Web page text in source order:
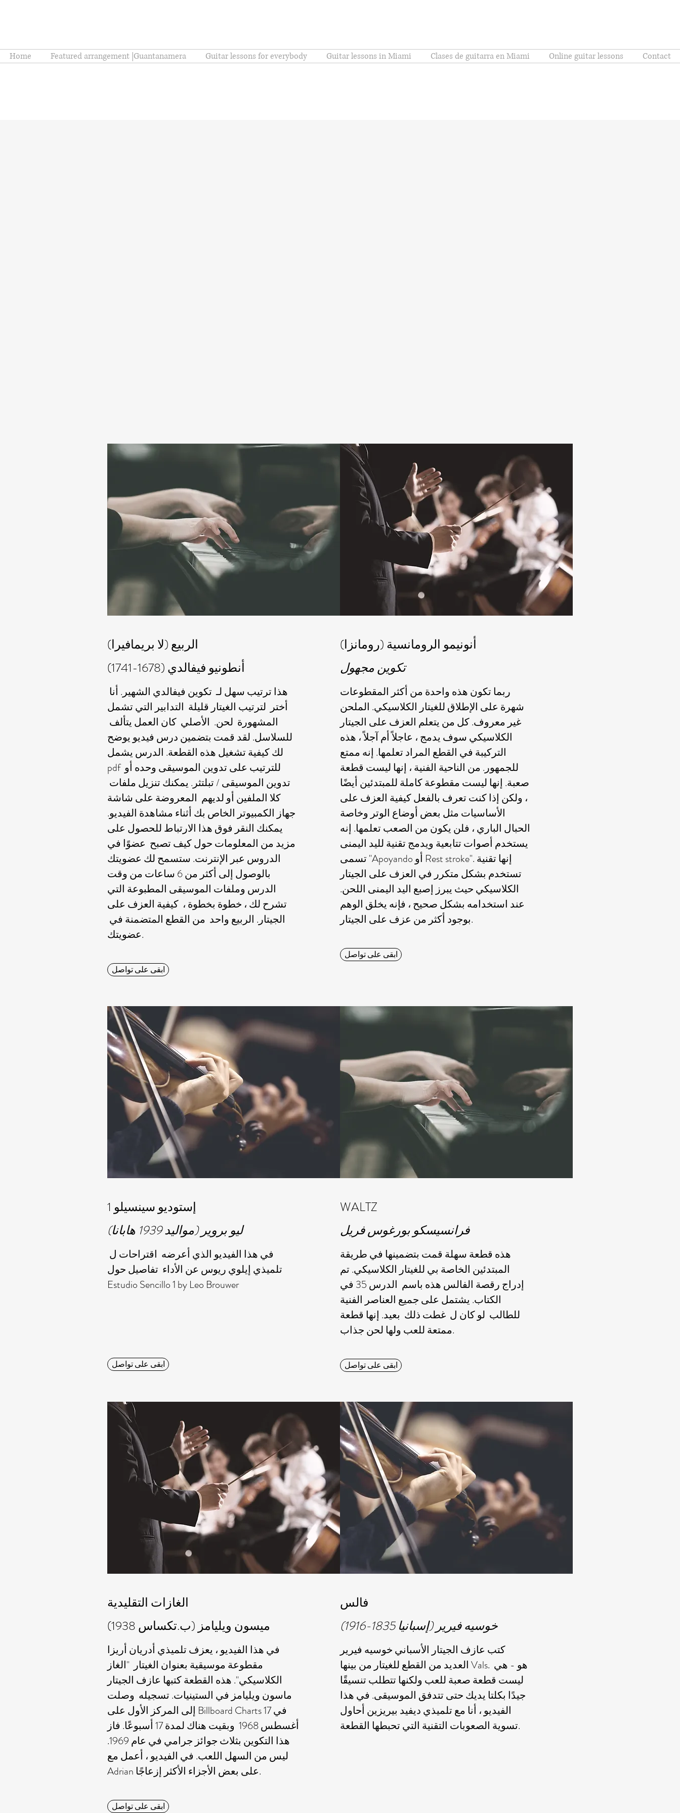
Home Featured arrangement |Guantanamera Guitar lessons for everybody Guitar lessons in Miami Clases de guitarra en Miami Online guitar lessons Contact
الربيع (لا بريمافيرا)
أنطونيو فيفالدي (1678-1741)
هذا ترتيب سهل لـ تكوين فيفالدي الشهير. أنا
أختر لترتيب الغيتار قليلة التدابير التي تشمل
المشهورة لحن. الأصلي كان العمل يتألف
للسلاسل. لقد قمت بتضمين درس فيديو يوضح
لك كيفية تشغيل هذه القطعة. الدرس يشمل
pdf للترتيب على تدوين الموسيقى وحده أو
تدوين الموسيقى / تبلتثر. يمكنك تنزيل ملفات
كلا الملفين أو لديهم المعروضة على شاشة
جهاز الكمبيوتر الخاص بك أثناء مشاهدة الفيديو.
يمكنك النقر فوق هذا الارتباط للحصول على
مزيد من المعلومات حول كيف تصبح عضوًا في
الدروس عبر الإنترنت. ستسمح لك عضويتك
بالوصول إلى أكثر من 6 ساعات من وقت
الدرس وملفات الموسيقى المطبوعة التي
تشرح لك ، خطوة بخطوة ، كيفية العزف على
الجيتار. الربيع واحد من القطع المتضمنة في
عضويتك.
ابقى على تواصل
أنونيمو الرومانسية (رومانزا)
تكوين مجهول
ربما تكون هذه واحدة من أكثر المقطوعات
شهرة على الإطلاق للغيتار الكلاسيكي. الملحن
غير معروف. كل من يتعلم العزف على الجيتار
الكلاسيكي سوف يدمج ، عاجلاً أم آجلاً ، هذه
التركيبة في القطع المراد تعلمها. إنه ممتع
للجمهور. من الناحية الفنية ، إنها ليست قطعة
صعبة. إنها ليست مقطوعة كاملة للمبتدئين أيضًا
، ولكن إذا كنت تعرف بالفعل كيفية العزف على
الأساسيات مثل بعض أوضاع الوتر وخاصة
الحبال الباري ، فلن يكون من الصعب تعلمها. إنه
يستخدم أصوات تتابعية ويدمج تقنية لليد اليمنى
تسمى "Apoyando أو Rest stroke". إنها تقنية
تستخدم بشكل متكرر في العزف على الجيتار
الكلاسيكي حيث يبرز إصبع اليد اليمنى اللحن.
عند استخدامه بشكل صحيح ، فإنه يخلق الوهم
بوجود أكثر من عزف على الجيتار.
ابقى على تواصل
إستوديو سينسيلو 1
ليو بروير (مواليد 1939 هابانا)
في هذا الفيديو الذي أعرضه اقتراحات ل
تلميذي إيلوي ريوس عن الأداء تفاصيل حول
Estudio Sencillo 1 by Leo Brouwer
ابقى على تواصل
WALTZ
فرانسيسكو بورغوس فريل
هذه قطعة سهلة قمت بتضمينها في طريقة
المبتدئين الخاصة بي للغيتار الكلاسيكي. تم
إدراج رقصة الفالس هذه باسم الدرس 35 في
الكتاب. يشتمل على جميع العناصر الفنية
للطالب لو كان ل غطت ذلك بعيد. إنها قطعة
ممتعة للعب ولها لحن جذاب.
ابقى على تواصل
الغازات التقليدية
ميسون ويليامز (ب.تكساس 1938)
في هذا الفيديو ، يعزف تلميذي أدريان أريزا
مقطوعة موسيقية بعنوان الغيتار "الغاز
الكلاسيكي". هذه القطعة كتبها عازف الجيتار
ماسون ويليامز في الستينيات. تسجيله وصلت
إلى المركز الأول على Billboard Charts في 17
أغسطس 1968 وبقيت هناك لمدة 17 أسبوعًا. فاز
هذا التكوين بثلاث جوائز جرامي في عام 1969.
ليس من السهل اللعب. في الفيديو ، أعمل مع
Adrian على بعض الأجزاء الأكثر إزعاجًا.
ابقى على تواصل
فالس
خوسيه فيرير (إسبانيا 1835-1916)
كتب عازف الجيتار الأسباني خوسيه فيرير
العديد من القطع للغيتار من بينها Vals. هو - هي
ليست قطعة صعبة للعب ولكنها تتطلب تنسيقًا
جيدًا بكلتا يديك حتى تتدفق الموسيقى. في هذا
الفيديو ، أنا مع تلميذي ديفيد بيريزين أحاول
تسوية الصعوبات التقنية التي تحبطها القطعة.